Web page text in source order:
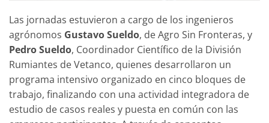
Las jornadas estuvieron a cargo de los ingenieros
agrónomos Gustavo Sueldo, de Agro Sin Fronteras, y
Pedro Sueldo, Coordinador Científico de la División
Rumiantes de Vetanco, quienes desarrollaron un
programa intensivo organizado en cinco bloques de
trabajo, finalizando con una actividad integradora de
estudio de casos reales y puesta en común con las